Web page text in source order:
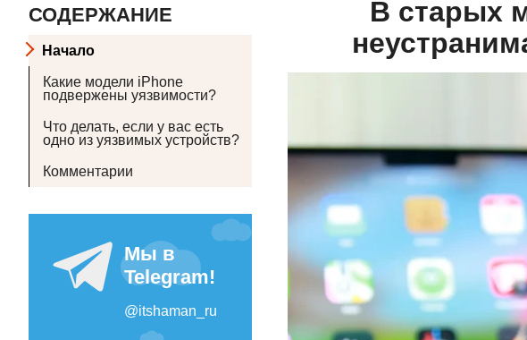
СОДЕРЖАНИЕ
Начало
Какие модели iPhone
подвержены уязвимости?
Что делать, если у вас есть
одно из уязвимых устройств?
Комментарии
В старых